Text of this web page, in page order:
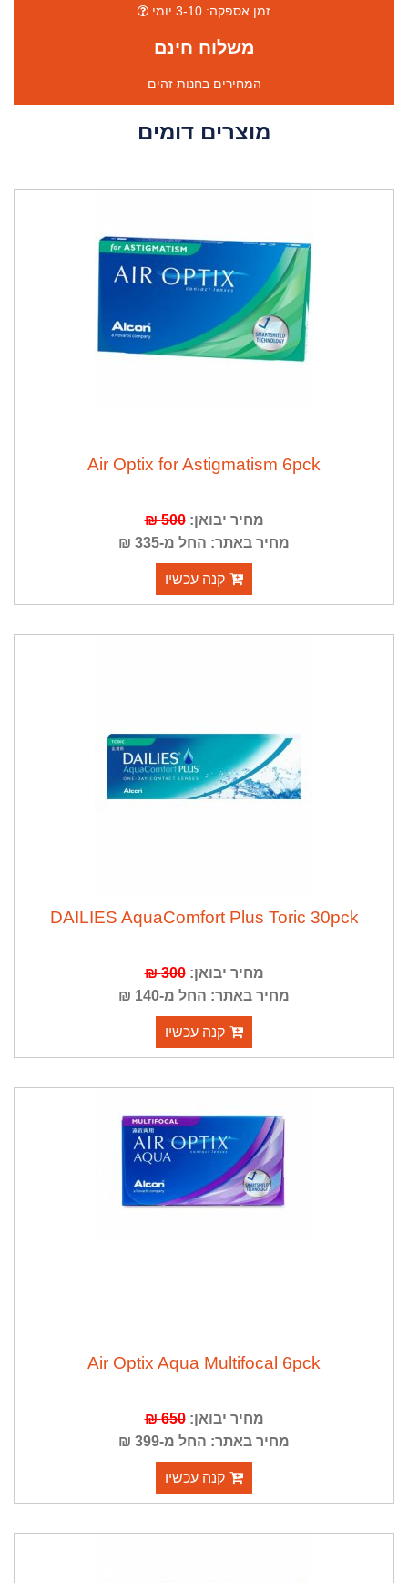
זמן אספקה: 3-10 יומי
משלוח חינם
המחירים בחנות זהים
מוצרים דומים
Air Optix for Astigmatism 6pck
מחיר יבואן:500 ₪
מחיר באתר: החל מ-335 ₪
קנה עכשיו
DAILIES AquaComfort Plus Toric 30pck
מחיר יבואן:300 ₪
מחיר באתר: החל מ-140 ₪
קנה עכשיו
Air Optix Aqua Multifocal 6pck
מחיר יבואן:650 ₪
מחיר באתר: החל מ-399 ₪
קנה עכשיו